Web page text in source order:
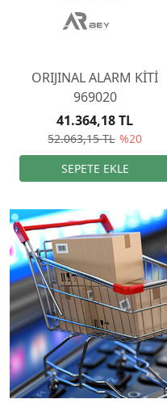
ORIJINAL ALARM KİTİ
969020
52.063,15 TL %20
41.364,18 TL